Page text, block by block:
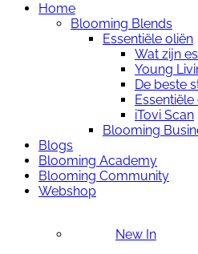
Home
Blooming Blends
Essentiële oliën
Wat zijn
Young
De beste
iTovi Scan
Blooming
Blogs
Blooming Academy
Blooming Community
Webshop
New In